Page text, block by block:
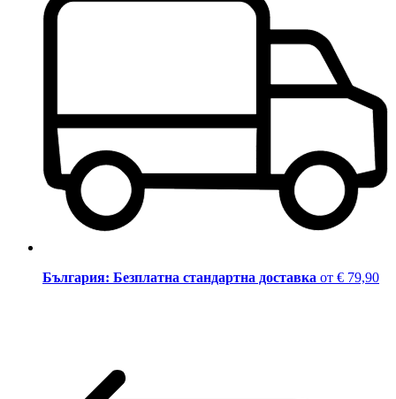
България: Безплатна стандартна доставка от € 79,90